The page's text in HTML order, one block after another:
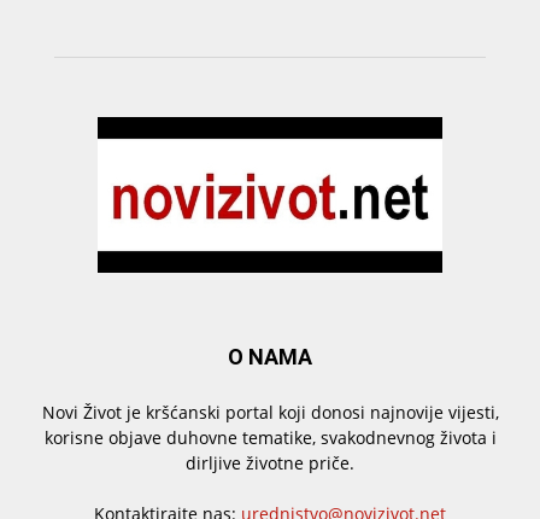
O NAMA
Novi Život je kršćanski portal koji donosi najnovije vijesti,
korisne objave duhovne tematike, svakodnevnog života i
dirljive životne priče.
Kontaktirajte nas: urednistvo@novizivot.net